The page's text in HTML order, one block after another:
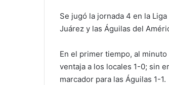
Se jugó la jornada 4 en la
Juárez y las Águilas del
En el primer tiempo, al
ventaja a los locales 1-0; sin
marcador para las Águilas 1-1.